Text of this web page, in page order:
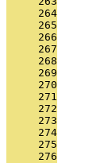
     264
     265
     266
     267
     268
     269
     270
     271
     272
     273
     274
     275
     276